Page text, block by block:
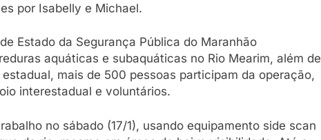
por Isabelly e Michael.
Estado da Segurança Pública do Maranhão
aquáticas e subaquáticas no Rio Mearim, além de
mais de 500 pessoas participam da operação,
interestadual e voluntários.
no sábado (17/1), usando equipamento side scan